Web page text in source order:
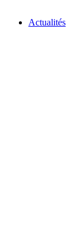
Actualités